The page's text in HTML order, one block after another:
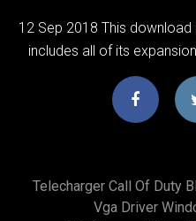
12 Sep 2018 This
includes all of its
Telecharger Call Of Duty
Vga Driver